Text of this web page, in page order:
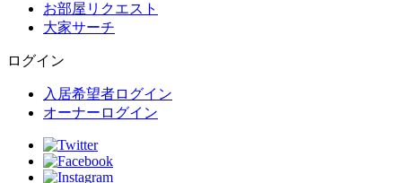
お部屋リクエスト
大家サーチ
ログイン
入居希望者ログイン
オーナーログイン